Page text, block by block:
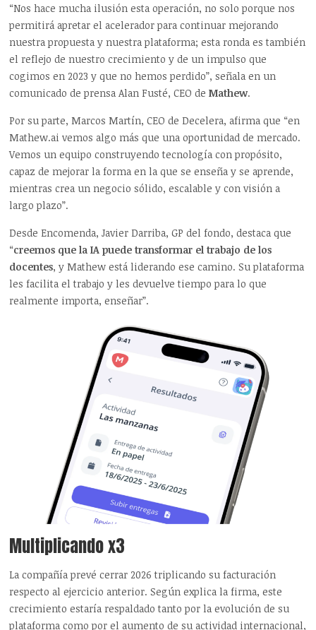
“Nos hace mucha ilusión esta operación, no solo porque nos
permitirá apretar el acelerador para continuar mejorando
nuestra propuesta y nuestra plataforma; esta ronda es también
el reflejo de nuestro crecimiento y de un impulso que
cogimos en 2023 y que no hemos perdido”, señala en un
comunicado de prensa Alan Fusté, CEO deMathew.
Por su parte, Marcos Martín, CEO de Decelera, afirma que “en
Mathew.ai vemos algo más que una oportunidad de mercado.
Vemos un equipo construyendo tecnología con propósito,
capaz de mejorar la forma en la que se enseña y se aprende,
mientras crea un negocio sólido, escalable y con visión a
largo plazo”.
Desde Encomenda, Javier Darriba, GP del fondo, destaca que
“creemos que la IA puede transformar el trabajo de los
docentes, y Mathew está liderando ese camino. Su plataforma
les facilita el trabajo y les devuelve tiempo para lo que
realmente importa, enseñar”.
Multiplicando x3
La compañía prevé cerrar 2026 triplicando su facturación
respecto al ejercicio anterior. Según explica la firma, este
crecimiento estaría respaldado tanto por la evolución de su
plataforma como por el aumento de su actividad internacional,